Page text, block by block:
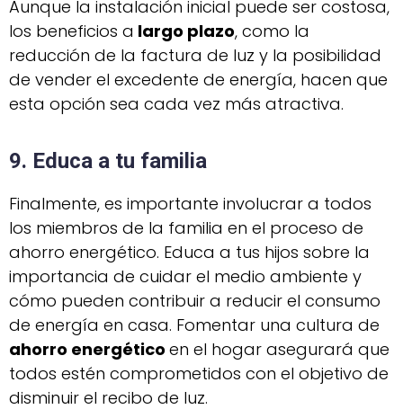
Aunque la instalación inicial puede ser costosa,
los beneficios a largo plazo, como la
reducción de la factura de luz y la posibilidad
de vender el excedente de energía, hacen que
esta opción sea cada vez más atractiva.
9. Educa a tu familia
Finalmente, es importante involucrar a todos
los miembros de la familia en el proceso de
ahorro energético. Educa a tus hijos sobre la
importancia de cuidar el medio ambiente y
cómo pueden contribuir a reducir el consumo
de energía en casa. Fomentar una cultura de
ahorro energético en el hogar asegurará que
todos estén comprometidos con el objetivo de
disminuir el recibo de luz.